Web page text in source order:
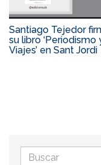
Santiago Tejedor
su libro ‘Periodismo
Viajes’ en Sant Jordi
Formulario